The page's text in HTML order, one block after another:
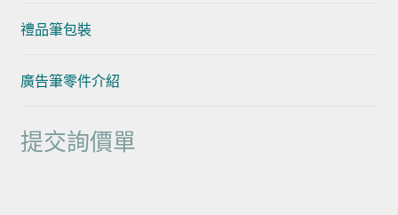
禮品筆包裝
廣告筆零件介紹
提交詢價單